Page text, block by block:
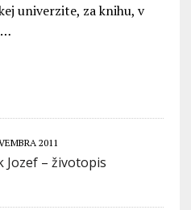
univerzite, za knihu, v
2011
Jozef – životopis